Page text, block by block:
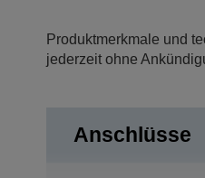
Produktmerkmale und
jederzeit ohne
Anschlüsse